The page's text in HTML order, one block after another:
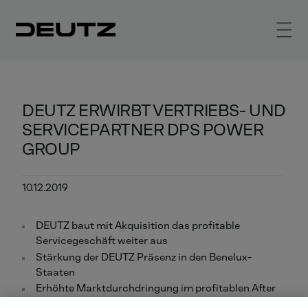
DEUTZ ERWIRBT VERTRIEBS- UND
SERVICEPARTNER DPS POWER
GROUP
10.12.2019
DEUTZ baut mit Akquisition das profitable
Servicegeschäft weiter aus
Stärkung der DEUTZ Präsenz in den Benelux-
Staaten
Erhöhte Marktdurchdringung im profitablen After